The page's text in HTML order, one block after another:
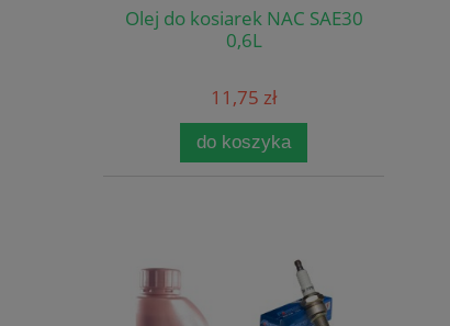
Olej do kosiarek NAC SAE30
0,6L
11,75 zł
do koszyka